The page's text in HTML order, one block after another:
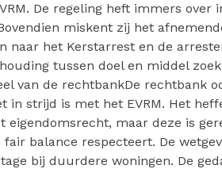
De regeling heft immers over
miskent zij het
naar het Kerstarrest en de
tussen doel en middel zoek
van de rechtbankDe rechtbank
in strijd is met het EVRM. Het
eigendomsrecht, maar deze is
balance respecteert. De
bij duurdere woningen. De